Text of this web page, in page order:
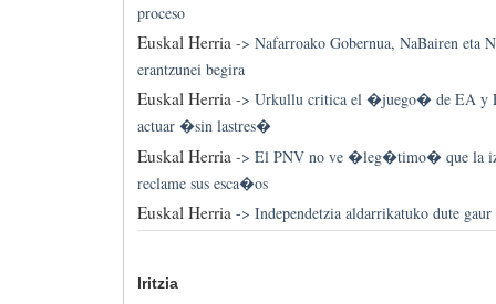
proceso
Euskal Herria-> Nafarroako Gobernua, NaBairen eta
erantzunei begira
Euskal Herria-> Urkullu critica el �juego� de EA y
actuar �sin lastres�
Euskal Herria-> El PNV no ve �leg�timo� que la
reclame sus esca�os
Euskal Herria-> Independetzia aldarrikatuko dute
Iritzia